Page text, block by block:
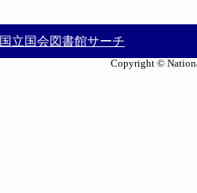
国立国会図書館サーチ
Copyright ©